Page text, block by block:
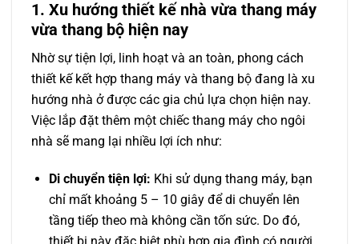
1. Xu hướng thiết kế nhà vừa thang máy
vừa thang bộ hiện nay
Nhờ sự tiện lợi, linh hoạt và an toàn, phong cách
thiết kế kết hợp thang máy và thang bộ đang là xu
hướng nhà ở được các gia chủ lựa chọn hiện nay.
Việc lắp đặt thêm một chiếc thang máy cho ngôi
nhà sẽ mang lại nhiều lợi ích như:
Di chuyển tiện lợi: Khi sử dụng thang máy, bạn
chỉ mất khoảng 5 – 10 giây để di chuyển lên
tầng tiếp theo mà không cần tốn sức. Do đó,